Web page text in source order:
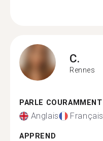
C.
Rennes
PARLE COURAMMENT
Anglais Français
APPREND